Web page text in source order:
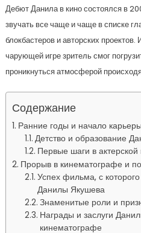
Дебют Данила в кино состоялся в
звучать все чаще и чаще в списке
блокбастеров и авторских
чарующей игре зритель смог
проникнуться атмосферой
Содержание
Ранние годы и начало карьеры
Детство и образование
Первые шаги в
Прорыв в кинематографе и
Успех фильма, с
Данилы Якушева
Знаменитые роли и
Награды и заслуги
кинематографе